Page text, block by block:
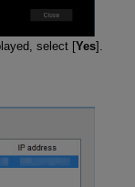
select [Yes].